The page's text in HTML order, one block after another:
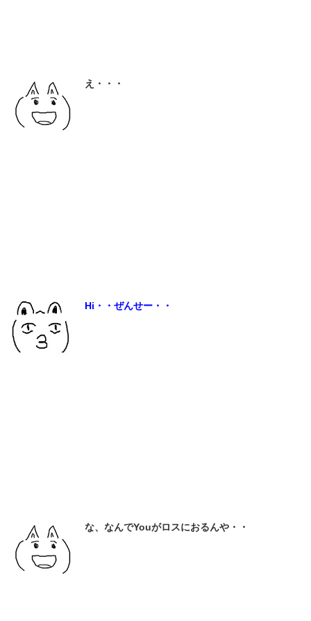
え・・・
Hi・・ぜんせー・・
な、なんでYouがロスにおるんや・・